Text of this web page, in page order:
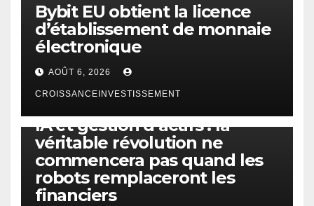
Bybit EU obtient la licence
d’établissement de monnaie
électronique
AOÛT 6, 2026
CROISSANCEINVESTISSEMENT
IA et gestion d’actifs : la
véritable révolution ne
commencera pas quand les
robots remplaceront les
financiers